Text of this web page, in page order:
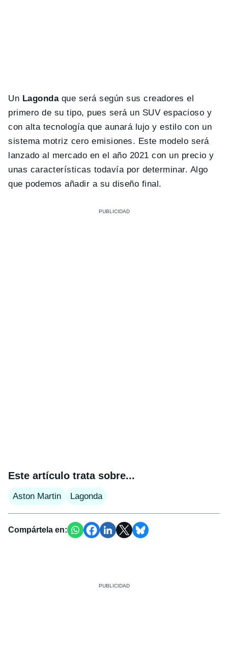
Un Lagondaque será según sus creadores el
primero de su tipo, pues será un SUV espacioso y
con alta tecnología que aunará lujo y estilo con un
sistema motriz cero emisiones. Este modelo será
lanzado al mercado en el año 2021 con un precio y
unas características todavía por determinar. Algo
que podemos añadir a su diseño final.
Este artículo trata sobre...
Aston Martin Lagonda
Compártela en: